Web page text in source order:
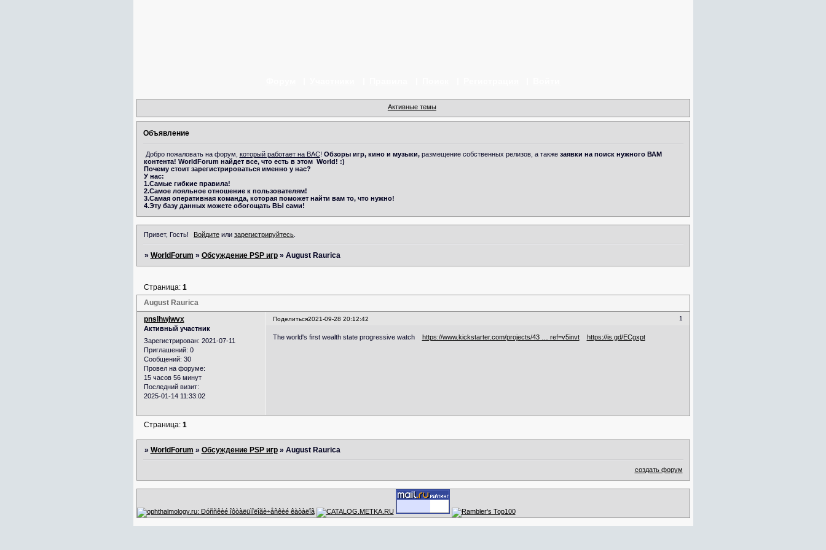
Активные темы
Объявление
Добро пожаловать на форум, который работает на ВАС! Обзоры игр, кино и музыки,размещение собственных релизов, а также заявки на поиск нужного ВАМ
контента! WorldForum найдет все, что есть в этом World! :)
Почему стоит зарегистрироваться именно у нас?
У нас:
1.Самые гибкие правила!
2.Самое лояльное отношение к пользователям!
3.Самая оперативная команда, которая поможет найти вам то, что нужно!
4.Эту базу данных можете обогощать ВЫ сами!
Привет, Гость! Войдите или зарегистрируйтесь
» WorldForum » Обсуждение PSP игр » August Raurica
August Raurica
Страница: 1
Поделиться 1
2021-09-28 20:12:42
pnslhwjwvx
Активный участник
Зарегистрирован: 2021-07-11
Приглашений: 0
Сообщений: 30
Провел на форуме:
15 часов 56 минут
Последний визит:
2025-01-14 11:33:02
The world's first wealth state progressive watch https://www.kickstarter.com/projects/43 … ref=v5invt https://is.gd/ECgxpt
Страница: 1
» WorldForum » Обсуждение PSP игр » August Raurica
создать форум